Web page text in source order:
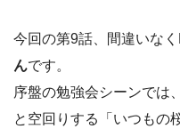
今回の第9話、間違いな
んです。
序盤の勉強会シーンでは
と空回りする「いつもの